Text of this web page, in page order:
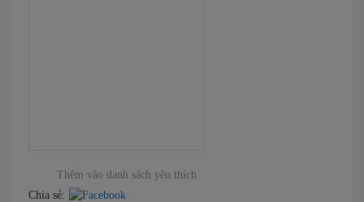
phần
Thêm vào danh sách yêu thích
Chia sẻ: